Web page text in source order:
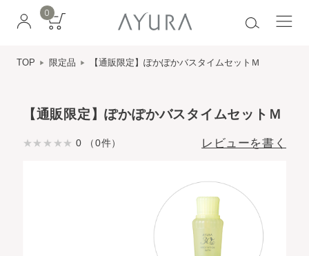
0
TOP 限定品 【通販限定】ぽかぽかバスタイムセットＭ
【通販限定】ぽかぽかバスタイムセットＭ
0 （0件） レビューを書く